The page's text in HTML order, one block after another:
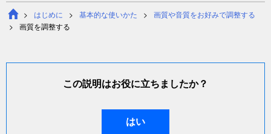
はじめに 基本的な使いかた
画質や音質をお好みで調整する
画質を調整する
この説明はお役に立ちましたか？